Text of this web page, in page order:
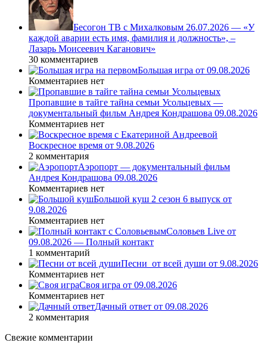
Бесогон ТВ с Михалковым 26.07.2026 — «У
каждой аварии есть имя, фамилия и должность», –
Лазарь Моисеевич Каганович»
30 комментариев
Большая игра от 09.08.2026
Комментариев нет
Пропавшие в тайге тайна семьи Усольцевых —
документальный фильм Андрея Кондрашова 09.08.2026
Комментариев нет
Воскресное время от 9.08.2026
2 комментария
Аэропорт — документальный фильм
Андрея Кондрашова 09.08.2026
Комментариев нет
Большой куш 2 сезон 6 выпуск от
9.08.2026
Комментариев нет
Соловьев Live от
09.08.2026 — Полный контакт
1 комментарий
Песни_от всей души от 9.08.2026
Комментариев нет
Своя игра от 09.08.2026
Комментариев нет
Дачный ответ от 09.08.2026
2 комментария
Свежие комментарии